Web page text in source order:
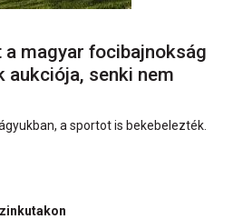
magyar focibajnokság
senki nem
a sportot is bekebelezték.